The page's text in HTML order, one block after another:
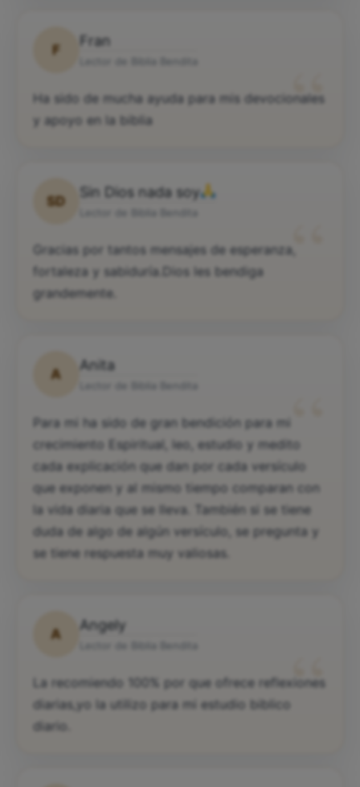
F
Fran
“
Ha sido de mucha ayuda para mis devocionales
y apoyo en la biblia
SD
Sin Dios nada soy
“
Gracias por tantos mensajes de esperanza,
fortaleza y sabiduría.Dios les bendiga
grandemente.
A
Anita
“
Para mi ha sido de gran bendición para mi
crecimiento Espiritual, leo, estudio y medito
cada explicación que dan por cada versículo
que exponen y al mismo tiempo comparan con
la vida diaria que se lleva. También si se tiene
duda de algo de algún versículo, se pregunta y
se tiene respuesta muy valiosas.
A
Angely
“
La recomiendo 100% por que ofrece reflexiones
diarias,yo la utilizo para mi estudio biblico
diario.